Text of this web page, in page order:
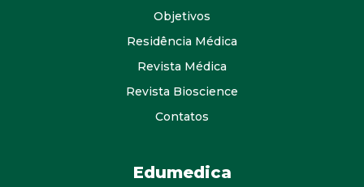
Objetivos
Residência Médica
Revista Médica
Revista Bioscience
Contatos
Edumedica